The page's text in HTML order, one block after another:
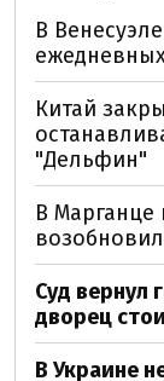
В
Китай
"Дельфин"
В Марганце
Суд вернул
дворец
В Украине